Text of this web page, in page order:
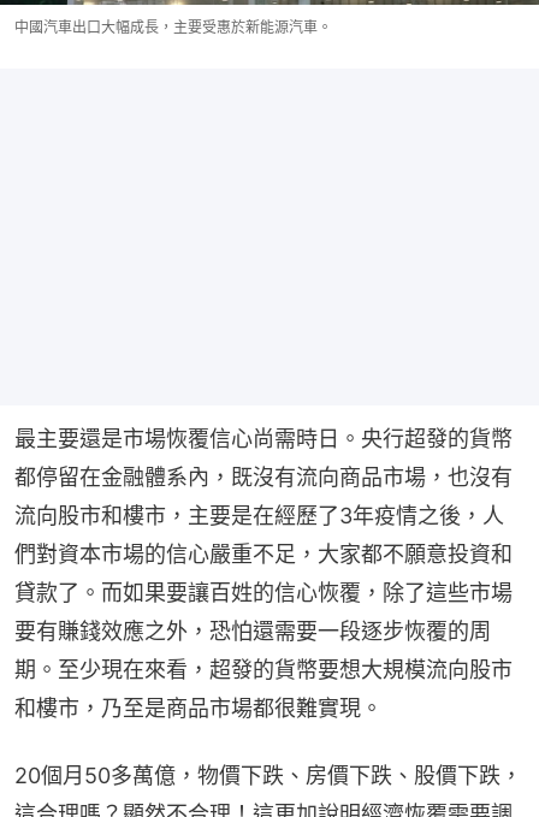
中國汽車出口大幅成長，主要受惠於新能源汽車。
最主要還是市場恢覆信心尚需時日。央行超發的貨幣
都停留在金融體系內，既沒有流向商品市場，也沒有
流向股市和樓市，主要是在經歷了3年疫情之後，人
們對資本市場的信心嚴重不足，大家都不願意投資和
貸款了。而如果要讓百姓的信心恢覆，除了這些市場
要有賺錢效應之外，恐怕還需要一段逐步恢覆的周
期。至少現在來看，超發的貨幣要想大規模流向股市
和樓市，乃至是商品市場都很難實現。
20個月50多萬億，物價下跌、房價下跌、股價下跌，